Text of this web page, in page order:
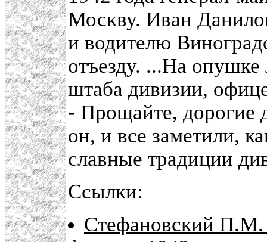
Москву. Иван
и водителю
отъезду. ...На опушке
штаба дивизии,
- Прощайте, дорогие
он, и все заметили,
славные традиции
Ссылки:
Стефановский П.М.